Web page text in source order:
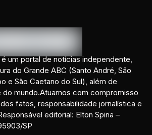
um portal de notícias independente,
do Grande ABC (Santo André, São
e São Caetano do Sul), além de
do mundo.Atuamos com compromisso
fatos, responsabilidade jornalística e
editorial: Elton Spina –
SP